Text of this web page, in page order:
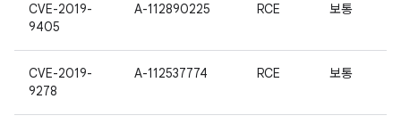
CVE-2019-
9405
A-112890225 RCE 보통
CVE-2019-
9278
A-112537774 RCE 보통